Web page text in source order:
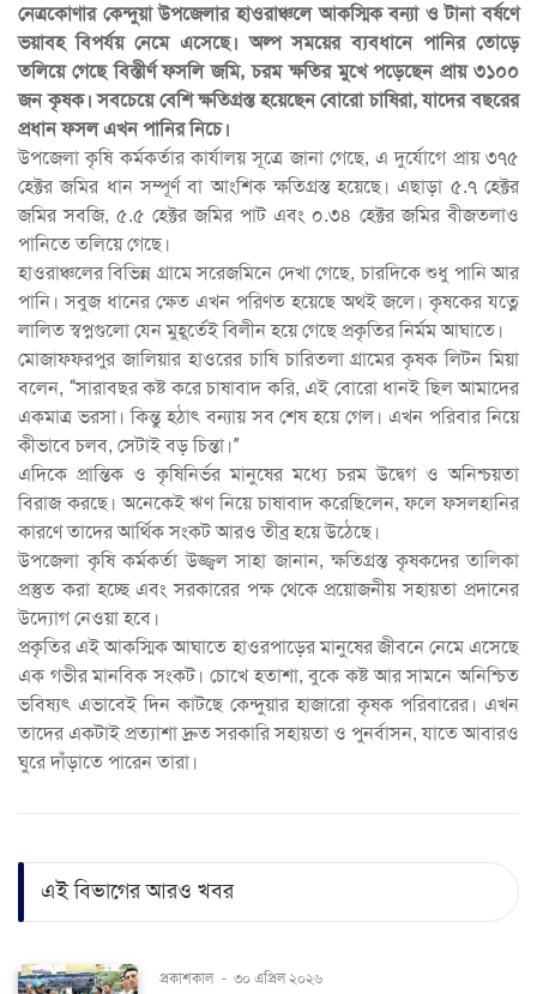
নেত্রকোণার কেন্দুয়া উপজেলার হাওরাঞ্চলে আকস্মিক বন্যা ও টানা বর্ষণে
ভয়াবহ বিপর্যয় নেমে এসেছে। অল্প সময়ের ব্যবধানে পানির তোড়ে
তলিয়ে গেছে বিস্তীর্ণ ফসলি জমি, চরম ক্ষতির মুখে পড়েছেন প্রায় ৩১০০
জন কৃষক। সবচেয়ে বেশি ক্ষতিগ্রস্ত হয়েছেন বোরো চাষিরা, যাদের বছরের
প্রধান ফসল এখন পানির নিচে।
উপজেলা কৃষি কর্মকর্তার কার্যালয় সূত্রে জানা গেছে, এ দুর্যোগে প্রায় ৩৭৫
হেক্টর জমির ধান সম্পূর্ণ বা আংশিক ক্ষতিগ্রস্ত হয়েছে। এছাড়া ৫.৭ হেক্টর
জমির সবজি, ৫.৫ হেক্টর জমির পাট এবং ০.৩৪ হেক্টর জমির বীজতলাও
পানিতে তলিয়ে গেছে।
হাওরাঞ্চলের বিভিন্ন গ্রামে সরেজমিনে দেখা গেছে, চারদিকে শুধু পানি আর
পানি। সবুজ ধানের ক্ষেত এখন পরিণত হয়েছে অথই জলে। কৃষকের যত্নে
লালিত স্বপ্নগুলো যেন মুহূর্তেই বিলীন হয়ে গেছে প্রকৃতির নির্মম আঘাতে।
মোজাফফরপুর জালিয়ার হাওরের চাষি চারিতলা গ্রামের কৃষক লিটন মিয়া
বলেন, “সারাবছর কষ্ট করে চাষাবাদ করি, এই বোরো ধানই ছিল আমাদের
একমাত্র ভরসা। কিন্তু হঠাৎ বন্যায় সব শেষ হয়ে গেল। এখন পরিবার নিয়ে
কীভাবে চলব, সেটাই বড় চিন্তা।”
এদিকে প্রান্তিক ও কৃষিনির্ভর মানুষের মধ্যে চরম উদ্বেগ ও অনিশ্চয়তা
বিরাজ করছে। অনেকেই ঋণ নিয়ে চাষাবাদ করেছিলেন, ফলে ফসলহানির
কারণে তাদের আর্থিক সংকট আরও তীব্র হয়ে উঠেছে।
উপজেলা কৃষি কর্মকর্তা উজ্জ্বল সাহা জানান, ক্ষতিগ্রস্ত কৃষকদের তালিকা
প্রস্তুত করা হচ্ছে এবং সরকারের পক্ষ থেকে প্রয়োজনীয় সহায়তা প্রদানের
উদ্যোগ নেওয়া হবে।
প্রকৃতির এই আকস্মিক আঘাতে হাওরপাড়ের মানুষের জীবনে নেমে এসেছে
এক গভীর মানবিক সংকট। চোখে হতাশা, বুকে কষ্ট আর সামনে অনিশ্চিত
ভবিষ্যৎ এভাবেই দিন কাটছে কেন্দুয়ার হাজারো কৃষক পরিবারের। এখন
তাদের একটাই প্রত্যাশা দ্রুত সরকারি সহায়তা ও পুনর্বাসন, যাতে আবারও
ঘুরে দাঁড়াতে পারেন তারা।
এই বিভাগের আরও খবর
প্রকাশকাল - ৩০ এপ্রিল ২০২৬